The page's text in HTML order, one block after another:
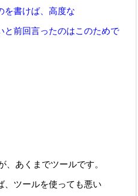
を書けば、高度な
と前回言ったのはこのためで
、あくまでツールです。
、ツールを使っても悪い